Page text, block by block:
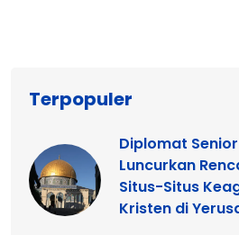
Terpopuler
Diplomat
Luncurkan
Situs-Situs
Kristen di